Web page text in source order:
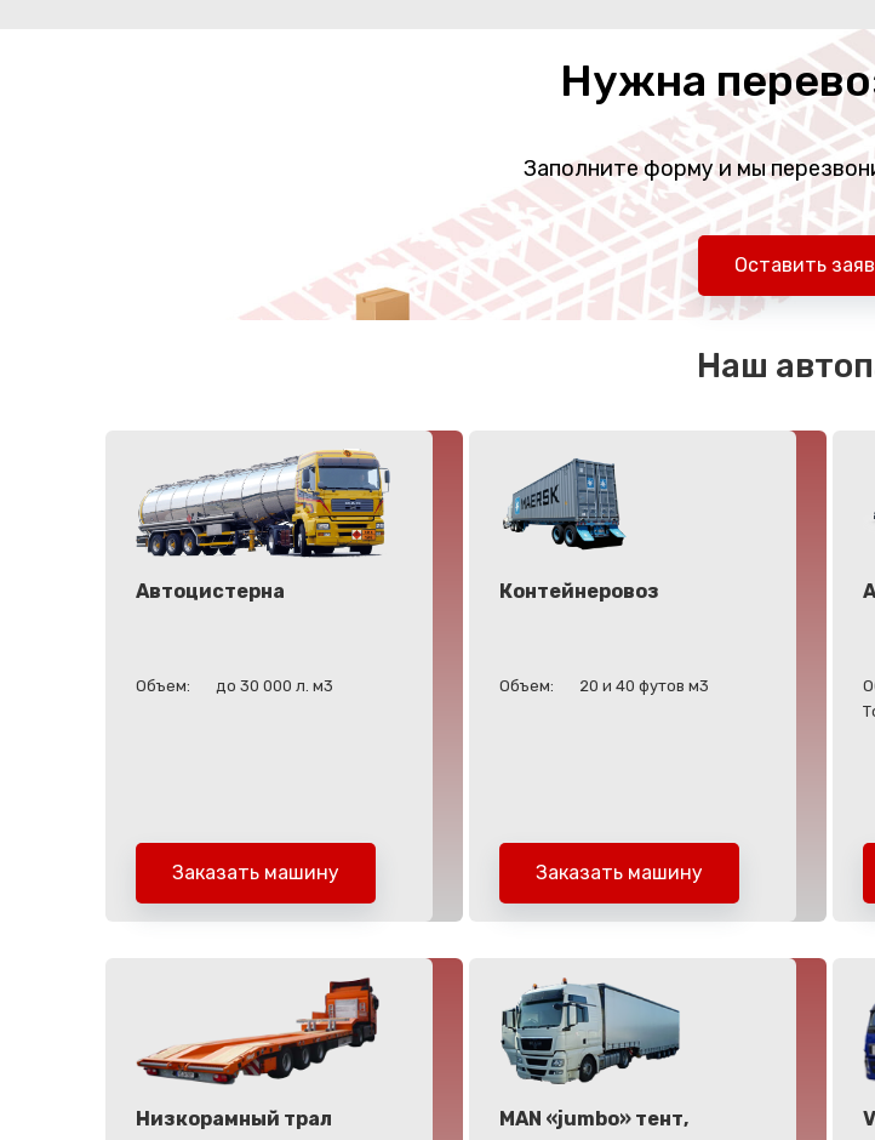
Нужна
Заполните форму и мы
Оставить
Наш
Автоцистерна
Объем: до 30 000 л. м3
Заказать машину
Контейнеровоз
Объем: 20 и 40 футов м3
Заказать машину
Низкорамный трал
MAN «jumbo» тент,